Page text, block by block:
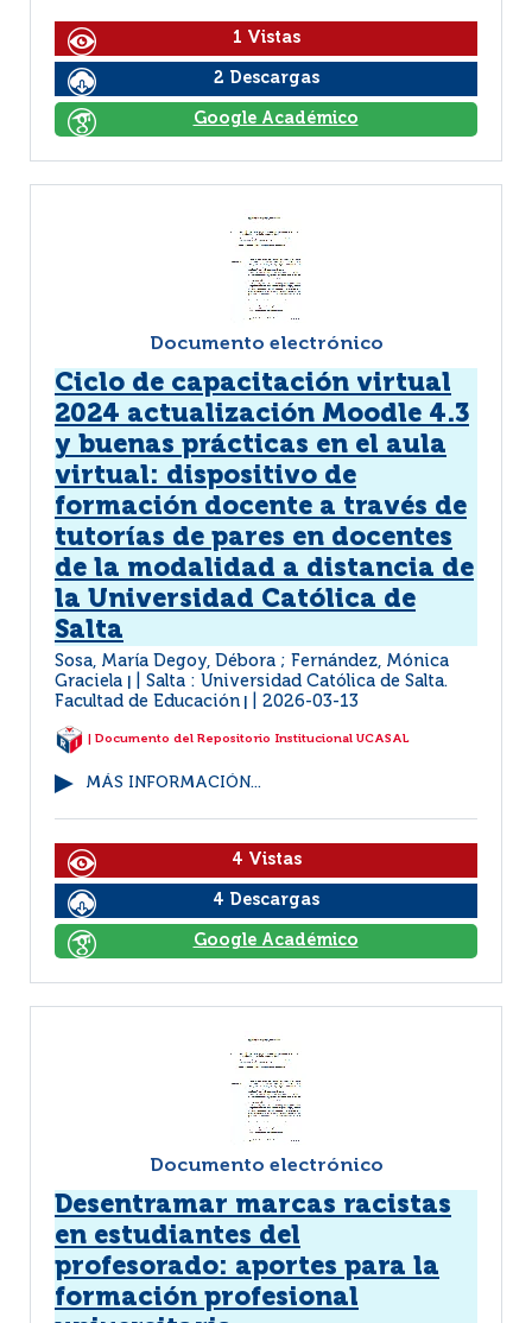
1 Vistas
2 Descargas
Google Académico
Documento electrónico
Ciclo de capacitación virtual
2024 actualización Moodle 4.3
y buenas prácticas en el aula
virtual: dispositivo de
formación docente a través de
tutorías de pares en docentes
de la modalidad a distancia de
la Universidad Católica de
Salta
Sosa, María Degoy, Débora ; Fernández, Mónica
Graciela
Salta : Universidad Católica de Salta.
Facultad de Educación
2026-03-13
| Documento del Repositorio Institucional UCASAL
MÁS INFORMACIÓN...
4 Vistas
4 Descargas
Google Académico
Documento electrónico
Desentramar marcas racistas
en estudiantes del
profesorado: aportes para la
formación profesional